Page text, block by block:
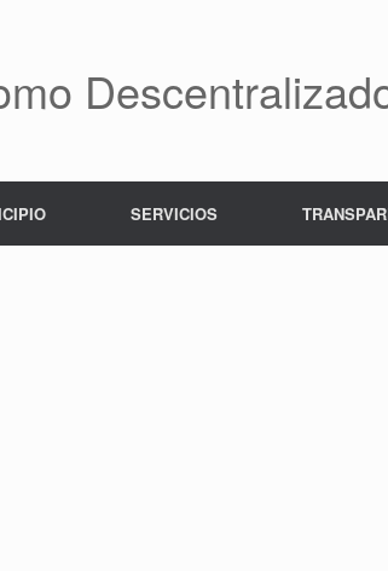
SERVICIOS